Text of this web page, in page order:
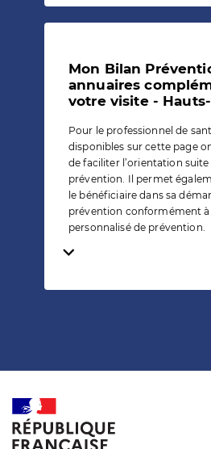
Mon Bilan
annuaires
votre visite -
Pour le professionnel de
disponibles sur cette page
de faciliter l’orientation
prévention. Il permet
le bénéficiaire dans sa
prévention conformément à
personnalisé de prévention.
Temps de lecture